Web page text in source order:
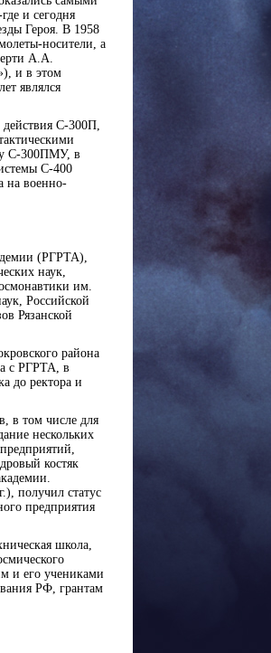
и сегодня
Героя. В 1958
носители, а
А.А.
и в этом
являлся
действия С-300П,
С-300ПМУ, в
С-400
на военно-
(РГРТА),
наук,
им.
Российской
Рязанской
района
с РГРТА, в
до ректора и
в том числе для
нескольких
костяк
получил статус
предприятия
школа,
и его учениками
РФ, грантам